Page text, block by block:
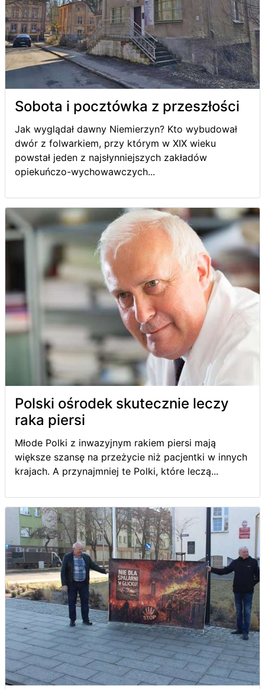
Sobota i pocztówka z przeszłości
Jak wyglądał dawny Niemierzyn? Kto wybudował
dwór z folwarkiem, przy którym w XIX wieku
powstał jeden z najsłynniejszych zakładów
opiekuńczo-wychowawczych...
Polski ośrodek skutecznie leczy
raka piersi
Młode Polki z inwazyjnym rakiem piersi mają
większe szansę na przeżycie niż pacjentki w innych
krajach. A przynajmniej te Polki, które leczą...